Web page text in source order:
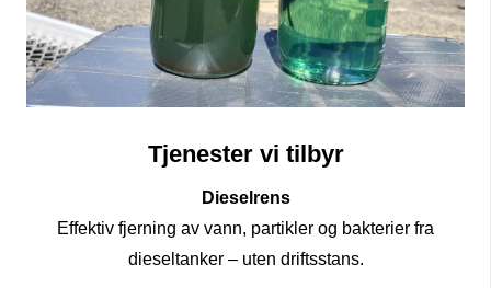
Tjenester vi tilbyr
Dieselrens
Effektiv fjerning av vann, partikler og bakterier fra
dieseltanker – uten driftsstans.